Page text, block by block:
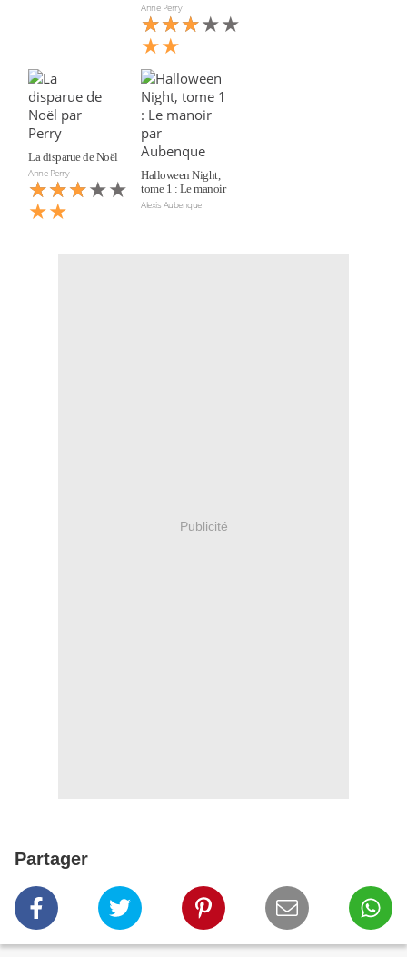
Anne Perry
★★★★★
★★★
★★
La disparue de Noël
Anne Perry
★★★★★
★★★
★★
Halloween Night,
tome 1 : Le manoir
Alexis Aubenque
Publicité
Partager